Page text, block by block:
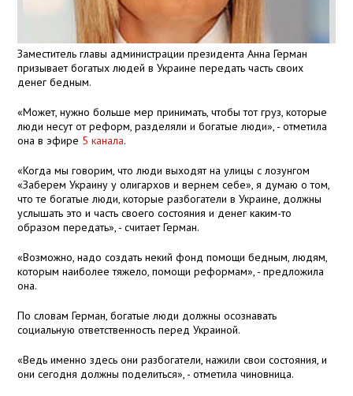
Заместитель главы администрации президента Анна Герман
призывает богатых людей в Украине передать часть своих
денег бедным.
«Может, нужно больше мер принимать, чтобы тот груз, которые
люди несут от реформ, разделяли и богатые люди», - отметила
она в эфире 5 канала.
«Когда мы говорим, что люди выходят на улицы с лозунгом
«Заберем Украину у олигархов и вернем себе», я думаю о том,
что те богатые люди, которые разбогатели в Украине, должны
услышать это и часть своего состояния и денег каким-то
образом передать», - считает Герман.
«Возможно, надо создать некий фонд помощи бедным, людям,
которым наиболее тяжело, помощи реформам», - предложила
она.
По словам Герман, богатые люди должны осознавать
социальную ответственность перед Украиной.
«Ведь именно здесь они разбогатели, нажили свои состояния, и
они сегодня должны поделиться», - отметила чиновница.